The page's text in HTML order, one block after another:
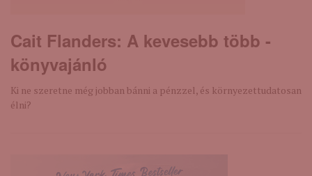
Cait Flanders: A ​kevesebb több -
könyvajánló
Ki ne szeretne még jobban bánni a pénzzel, és környezettudatosan
élni?